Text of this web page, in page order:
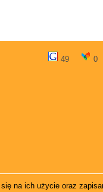
49 0
na ich użycie oraz